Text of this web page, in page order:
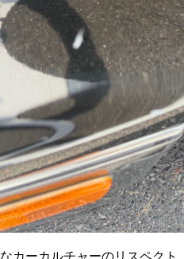
カーカルチャーのリスペクト